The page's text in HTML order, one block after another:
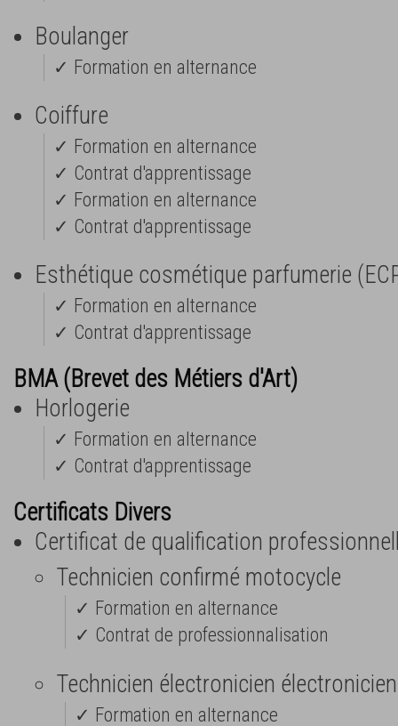
Boulanger
✓ Formation en alternance
Coiffure
✓ Formation en alternance
✓ Contrat d'apprentissage
✓ Formation en alternance
✓ Contrat d'apprentissage
Esthétique cosmétique parfumerie
✓ Formation en alternance
✓ Contrat d'apprentissage
BMA (Brevet des Métiers d'Art)
Horlogerie
✓ Formation en alternance
✓ Contrat d'apprentissage
Certificats Divers
Certificat de qualification
Technicien confirmé motocycle
✓ Formation en alternance
✓ Contrat de professionnalisation
Technicien électronicien
✓ Formation en alternance